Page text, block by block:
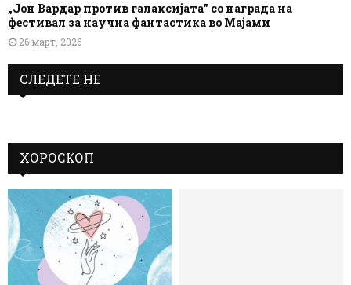
„Јон Вардар против галаксијата” со награда на
фестивал за научна фантастика во Мајами
26 март, 2026
СЛЕДЕТЕ НЕ
ХОРОСКОП